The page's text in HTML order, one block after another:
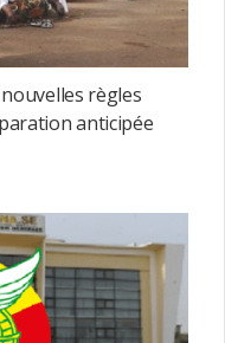
règles
anticipée